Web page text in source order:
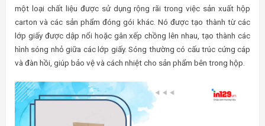
một loại chất liệu được sử dụng rộng rãi trong việc sản xuất hộp
carton và các sản phẩm đóng gói khác. Nó được tạo thành từ các
lớp giấy được dập nổi hoặc gân xếp chồng lên nhau, tạo thành các
hình sóng nhỏ giữa các lớp giấy. Sóng thường có cấu trúc cứng cáp
và đàn hồi, giúp bảo vệ và cách nhiệt cho sản phẩm bên trong hộp.